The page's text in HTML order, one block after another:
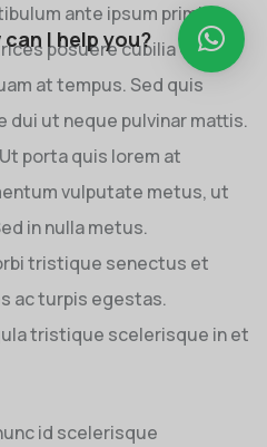
ante ipsum primis in
posuere cubilia Curae;
at tempus. Sed quis
dui ut neque pulvinar mattis.
porta quis lorem at
vulputate metus, ut
in nulla metus.
tristique senectus et
ac turpis egestas.
tristique scelerisque in et
id scelerisque
can I help you?